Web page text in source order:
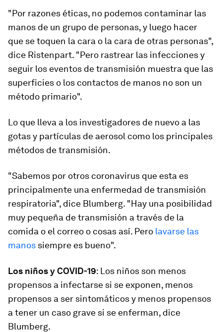
"Por razones éticas, no podemos contaminar las
manos de un grupo de personas, y luego hacer
que se toquen la cara o la cara de otras personas",
dice Ristenpart. "Pero rastrear las infecciones y
seguir los eventos de transmisión muestra que las
superficies o los contactos de manos no son un
método primario".
Lo que lleva a los investigadores de nuevo a las
gotas y partículas de aerosol como los principales
métodos de transmisión.
"Sabemos por otros coronavirus que esta es
principalmente una enfermedad de transmisión
respiratoria", dice Blumberg. "Hay una posibilidad
muy pequeña de transmisión a través de la
comida o el correo o cosas así. Pero lavarse las
manos siempre es bueno".
Los niños y COVID-19: Los niños son menos
propensos a infectarse si se exponen, menos
propensos a ser sintomáticos y menos propensos
a tener un caso grave si se enferman, dice
Blumberg.